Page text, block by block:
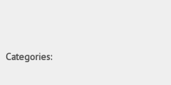
Categories: